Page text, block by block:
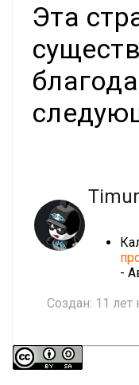
Эта
Timur
-
Создан: 11 лет